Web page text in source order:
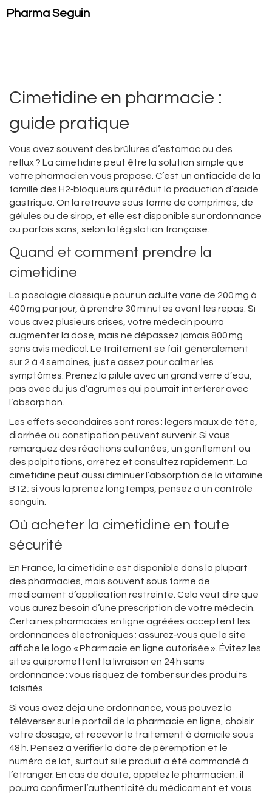
Pharma Seguin
Cimetidine en pharmacie :
guide pratique
Vous avez souvent des brûlures d’estomac ou des
reflux ? La cimetidine peut être la solution simple que
votre pharmacien vous propose. C’est un antiacide de la
famille des H2‑bloqueurs qui réduit la production d’acide
gastrique. On la retrouve sous forme de comprimés, de
gélules ou de sirop, et elle est disponible sur ordonnance
ou parfois sans, selon la législation française.
Quand et comment prendre la
cimetidine
La posologie classique pour un adulte varie de 200 mg à
400 mg par jour, à prendre 30 minutes avant les repas. Si
vous avez plusieurs crises, votre médecin pourra
augmenter la dose, mais ne dépassez jamais 800 mg
sans avis médical. Le traitement se fait généralement
sur 2 à 4 semaines, juste assez pour calmer les
symptômes. Prenez la pilule avec un grand verre d’eau,
pas avec du jus d’agrumes qui pourrait interférer avec
l’absorption.
Les effets secondaires sont rares : légers maux de tête,
diarrhée ou constipation peuvent survenir. Si vous
remarquez des réactions cutanées, un gonflement ou
des palpitations, arrêtez et consultez rapidement. La
cimetidine peut aussi diminuer l’absorption de la vitamine
B12 ; si vous la prenez longtemps, pensez à un contrôle
sanguin.
Où acheter la cimetidine en toute
sécurité
En France, la cimetidine est disponible dans la plupart
des pharmacies, mais souvent sous forme de
médicament d’application restreinte. Cela veut dire que
vous aurez besoin d’une prescription de votre médecin.
Certaines pharmacies en ligne agréées acceptent les
ordonnances électroniques ; assurez‑vous que le site
affiche le logo « Pharmacie en ligne autorisée ». Évitez les
sites qui promettent la livraison en 24 h sans
ordonnance : vous risquez de tomber sur des produits
falsifiés.
Si vous avez déjà une ordonnance, vous pouvez la
téléverser sur le portail de la pharmacie en ligne, choisir
votre dosage, et recevoir le traitement à domicile sous
48 h. Pensez à vérifier la date de péremption et le
numéro de lot, surtout si le produit a été commandé à
l’étranger. En cas de doute, appelez le pharmacien : il
pourra confirmer l’authenticité du médicament et vous